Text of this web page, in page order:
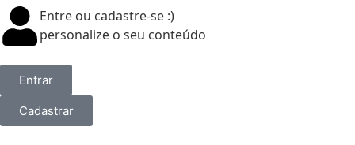
Entre ou cadastre-se :)
personalize o seu conteúdo
Entrar
Cadastrar